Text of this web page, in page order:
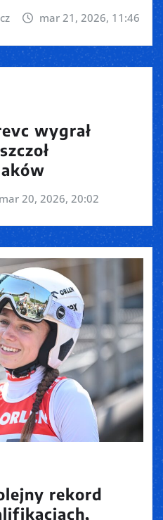
mar 21, 2026, 11:46
wygrał
mar 20, 2026, 20:02
rekord